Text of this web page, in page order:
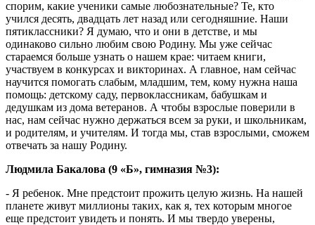
спорим, какие ученики самые любознательные? Те, кто
учился десять, двадцать лет назад или сегодняшние. Наши
пятиклассники? Я думаю, что и они в детстве, и мы
одинаково сильно любим свою Родину. Мы уже сейчас
стараемся больше узнать о нашем крае: читаем книги,
участвуем в конкурсах и викторинах. А главное, нам сейчас
научится помогать слабым, младшим, тем, кому нужна наша
помощь: детскому саду, первоклассникам, бабушкам и
дедушкам из дома ветеранов. А чтобы взрослые поверили в
нас, нам сейчас нужно держаться всем за руки, и школьникам,
и родителям, и учителям. И тогда мы, став взрослыми, сможем
отвечать за нашу Родину.
Людмила Бакалова (9 «Б», гимназия №3):
- Я ребенок. Мне предстоит прожить целую жизнь. На нашей
планете живут миллионы таких, как я, тех которым многое
еще предстоит увидеть и понять. И мы твердо уверены,